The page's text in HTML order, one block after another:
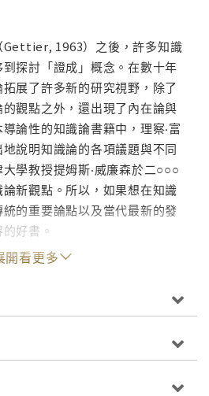
Gettier, 1963）之後，許多知識
探討「證成」概念。在數十年
展了許多新的研究視野，除了
觀點之外，還出現了內在論與
論性的知識論書籍中，理察‧富
說明知識論的各項議題與不同
學教授提姆斯‧威廉森於二○○○
新觀點。所以，如果想在知識
的重要論點以及當代最新的發
好書。
開看更多